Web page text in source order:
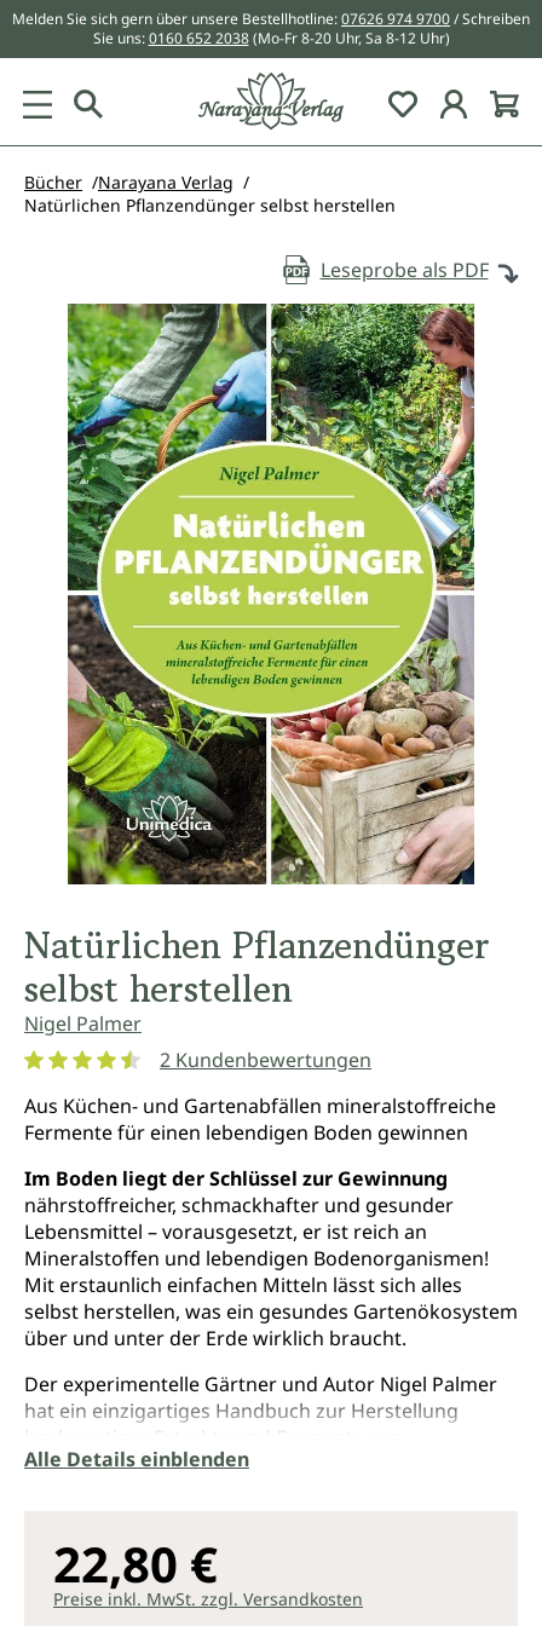
springen
Melden Sie sich gern über unsere Bestellhotline:07626 974 9700/ Schreiben
Sie uns:0160 652 2038 (Mo-Fr 8-20 Uhr, Sa 8-12 Uhr)
Du hast 0
Bücher
Narayana Verlag
Natürlichen Pflanzendünger selbst herstellen
Leseprobe als PDF
Bildergalerie überspringen
Natürlichen Pflanzendünger
selbst herstellen
Nigel Palmer
2 Kundenbewertungen
Aus Küchen- und Gartenabfällen mineralstoffreiche
Fermente für einen lebendigen Boden gewinnen
Im Boden liegt der Schlüssel zur Gewinnung
nährstoffreicher, schmackhafter und gesunder
Lebensmittel – vorausgesetzt, er ist reich an
Mineralstoffen und lebendigen Bodenorganismen!
Mit erstaunlich einfachen Mitteln lässt sich alles
selbst herstellen, was ein gesundes Gartenökosystem
über und unter der Erde wirklich braucht.
Der experimentelle Gärtner und Autor Nigel Palmer
hat ein einzigartiges Handbuch zur Herstellung
hochwertiger Extrakte und Fermente aus
Pflanzenresten, Knochen, Eierschalen, Muscheln und
Düngemittel, sondern erhöhen die Resistenz der
Pflanzen gegen Schäd­linge und Krankheiten.
Dieser praktische Leitfaden erklärt,
Alle Details einblenden
22,80 €
Preise inkl. MwSt. zzgl. Versandkosten